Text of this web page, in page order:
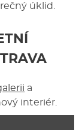
úklid.
a
interiér.